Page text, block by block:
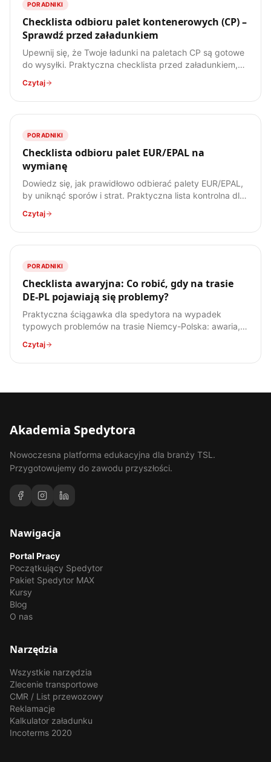
PORADNIKI
Checklista odbioru palet kontenerowych (CP) –
Sprawdź przed załadunkiem
Upewnij się, że Twoje ładunki na paletach CP są gotowe
do wysyłki. Praktyczna checklista przed załadunkiem,
Czytaj
PORADNIKI
Checklista odbioru palet EUR/EPAL na
wymianę
Dowiedz się, jak prawidłowo odbierać palety EUR/EPAL,
by uniknąć sporów i strat. Praktyczna lista kontrolna dla
Czytaj
PORADNIKI
Checklista awaryjna: Co robić, gdy na trasie
DE-PL pojawiają się problemy?
Praktyczna ściągawka dla spedytora na wypadek
typowych problemów na trasie Niemcy-Polska: awaria,
Czytaj
Akademia Spedytora
Nowoczesna platforma edukacyjna dla branży TSL.
Przygotowujemy do zawodu przyszłości.
Nawigacja
Portal Pracy
Początkujący Spedytor
Pakiet Spedytor MAX
Kursy
Blog
O nas
Narzędzia
Wszystkie narzędzia
Zlecenie transportowe
CMR / List przewozowy
Reklamacje
Kalkulator załadunku
Incoterms 2020